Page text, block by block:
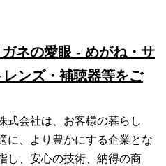
ネの愛眼 - めがね・サ
ンズ・補聴器等をご
式会社は、お客様の暮らし
に、より豊かにする企業とな
し、安心の技術、納得の商